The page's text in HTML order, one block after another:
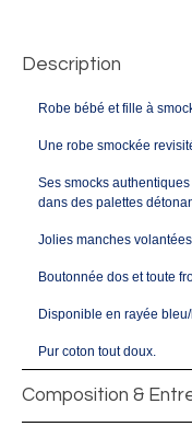
Description
Robe bébé et fille à
Une robe smockée
Ses smocks
dans des palettes
Jolies manches
Boutonnée dos et toute
Disponible en rayée
Pur coton tout doux.
Composition &